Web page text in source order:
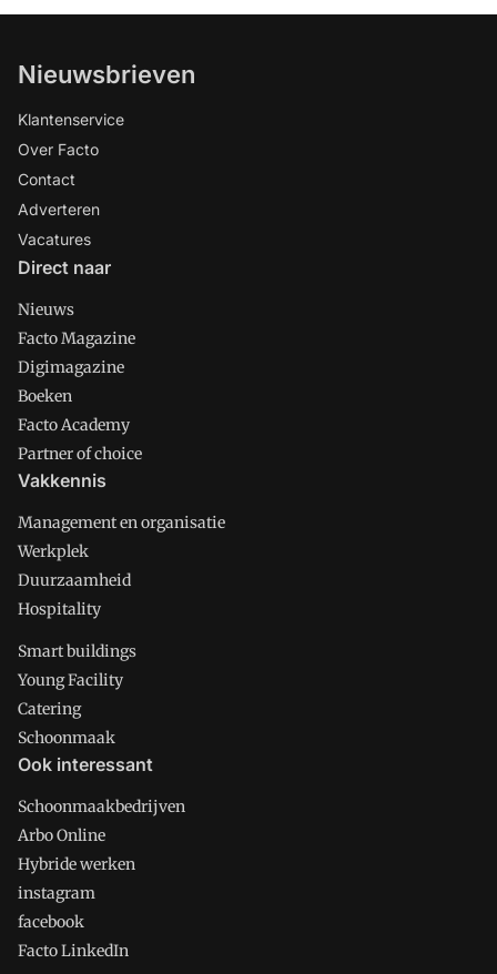
Nieuwsbrieven
Klantenservice
Over Facto
Contact
Adverteren
Vacatures
Direct naar
Nieuws
Facto Magazine
Digimagazine
Boeken
Facto Academy
Partner of choice
Vakkennis
Management en organisatie
Werkplek
Duurzaamheid
Hospitality
Smart buildings
Young Facility
Catering
Schoonmaak
Ook interessant
Schoonmaakbedrijven
Arbo Online
Hybride werken
instagram
facebook
Facto LinkedIn